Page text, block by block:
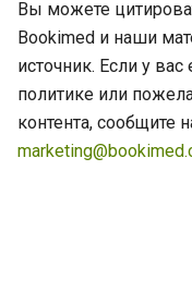
Вы можете
Bookimed и наши
источник. Если у
политике или
контента, сообщите